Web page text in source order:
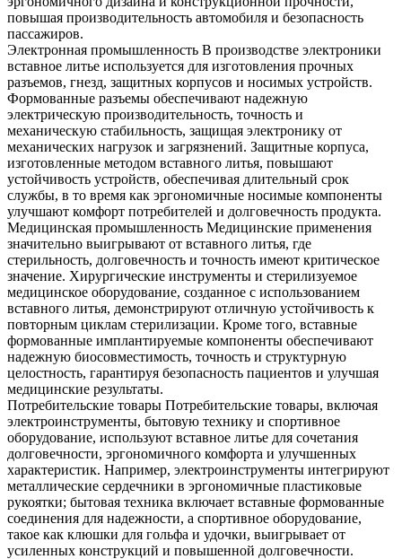
повышая производительность автомобиля и безопасность
пассажиров.
Электронная промышленность В производстве электроники
вставное литье используется для изготовления прочных
разъемов, гнезд, защитных корпусов и носимых устройств.
Формованные разъемы обеспечивают надежную
электрическую производительность, точность и
механическую стабильность, защищая электронику от
механических нагрузок и загрязнений. Защитные корпуса,
изготовленные методом вставного литья, повышают
устойчивость устройств, обеспечивая длительный срок
службы, в то время как эргономичные носимые компоненты
улучшают комфорт потребителей и долговечность продукта.
Медицинская промышленность Медицинские применения
значительно выигрывают от вставного литья, где
стерильность, долговечность и точность имеют критическое
значение. Хирургические инструменты и стерилизуемое
медицинское оборудование, созданное с использованием
вставного литья, демонстрируют отличную устойчивость к
повторным циклам стерилизации. Кроме того, вставные
формованные имплантируемые компоненты обеспечивают
надежную биосовместимость, точность и структурную
целостность, гарантируя безопасность пациентов и улучшая
медицинские результаты.
Потребительские товары Потребительские товары, включая
электроинструменты, бытовую технику и спортивное
оборудование, используют вставное литье для сочетания
долговечности, эргономичного комфорта и улучшенных
характеристик. Например, электроинструменты интегрируют
металлические сердечники в эргономичные пластиковые
рукоятки; бытовая техника включает вставные формованные
соединения для надежности, а спортивное оборудование,
такое как клюшки для гольфа и удочки, выигрывает от
усиленных конструкций и повышенной долговечности.